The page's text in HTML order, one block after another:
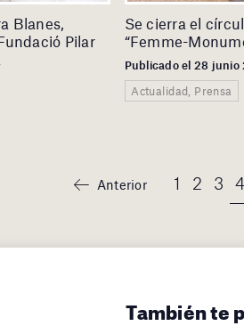
Blanes,
Pilar
Se cierra el
“Femme-
Publicado el 28 junio
Actualidad, Prensa
Anterior 1 2 3 4
También te